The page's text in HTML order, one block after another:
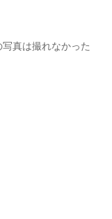
真は撮れなかった